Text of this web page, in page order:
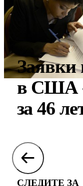
Заявки
в США
за 46
СЛЕДИТЕ ЗА